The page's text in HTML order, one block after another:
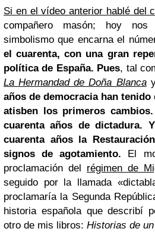
Si en el vídeo anterior hablé del
compañero masón; hoy
simbolismo que encarna el
el cuarenta, con una gran
política de España. Pues, tal
La Hermandad de Doña Blanca
años de democracia han tenido
atisben los primeros cambios.
cuarenta años de dictadura.
cuarenta años la
signos de agotamiento. El
proclamación del régimen de
seguido por la llamada
proclamaría la Segunda
historia española que describí
otro de mis libros: Historias de